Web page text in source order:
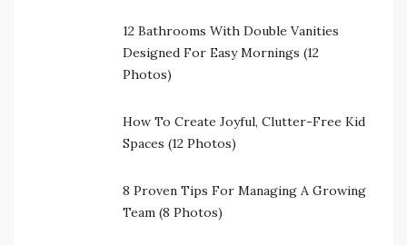
12 Bathrooms With Double Vanities
Designed For Easy Mornings (12
Photos)
How To Create Joyful, Clutter-Free Kid
Spaces (12 Photos)
8 Proven Tips For Managing A Growing
Team (8 Photos)